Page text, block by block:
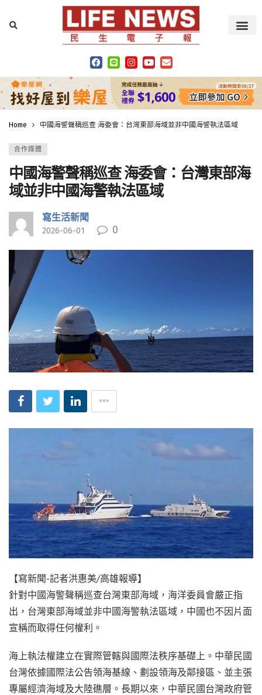
Home 中國海警聲稱巡查 海委會：台灣東部海域並非中國海警執法區域
合作媒體
中國海警聲稱巡查 海委會：台灣東部海
域並非中國海警執法區域
寫生活新聞
2026-06-01 0
【寫新聞-記者洪惠美/高雄報導】
針對中國海警聲稱巡查台灣東部海域，海洋委員會嚴正指
出，台灣東部海域並非中國海警執法區域，中國也不因片面
宣稱而取得任何權利。
海上執法權建立在實際管轄與國際法秩序基礎上。中華民國
台灣依據國際法公告領海基線、劃設領海及鄰接區、並主張
專屬經濟海域及大陸礁層。長期以來，中華民國台灣政府管